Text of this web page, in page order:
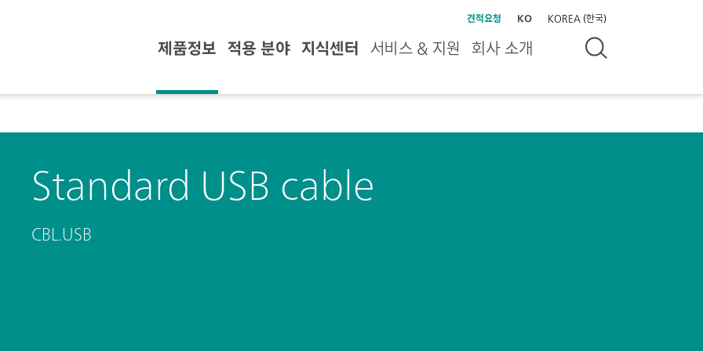
견적요청 KO KOREA (한국)
제품정보 적용 분야 지식센터 서비스 & 지원 회사 소개
Standard USB cable
CBL.USB